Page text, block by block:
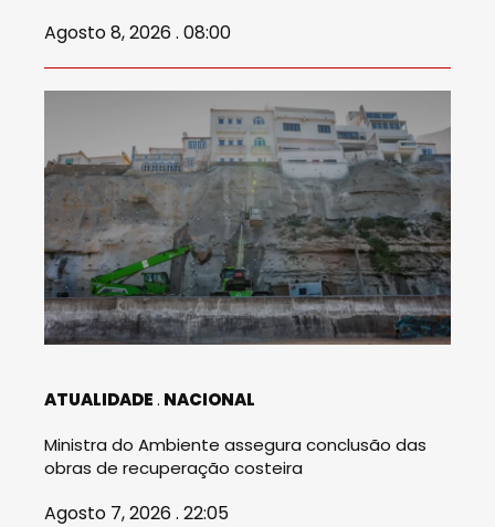
Agosto 8, 2026 . 08:00
ATUALIDADE NACIONAL
Ministra do Ambiente assegura conclusão das
obras de recuperação costeira
Agosto 7, 2026 . 22:05